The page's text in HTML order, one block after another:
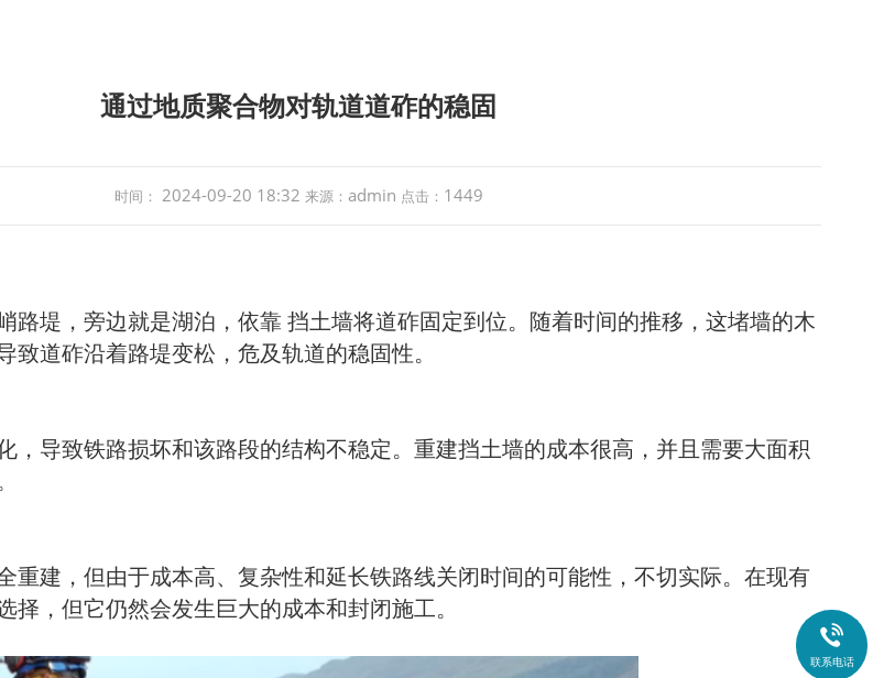
通过地质聚合物对轨道道砟的稳固
时间： 2024-09-20 18:32 来源： admin 点击： 1449
路堤，旁边就是湖泊，依靠 挡土墙将道砟固定到位。随着时间的推移，这堵墙的木
致道砟沿着路堤变松，危及轨道的稳固性。
，导致铁路损坏和该路段的结构不稳定。重建挡土墙的成本很高，并且需要大面积
重建，但由于成本高、复杂性和延长铁路线关闭时间的可能性，不切实际。在现有
择，但它仍然会发生巨大的成本和封闭施工。

联系电话